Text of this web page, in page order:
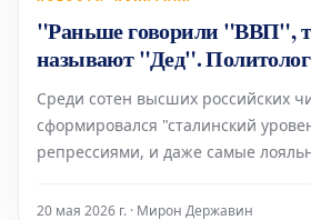
"Раньше говорили "ВВП",
называют "Дед".
Прокопенко – о Путине и
настроениях элит в России
Среди сотен высших российских
сформировался "сталинский
репрессиями, и даже самые
утверждает в своей новой книге
20 мая 2026 г. · Мирон Державин